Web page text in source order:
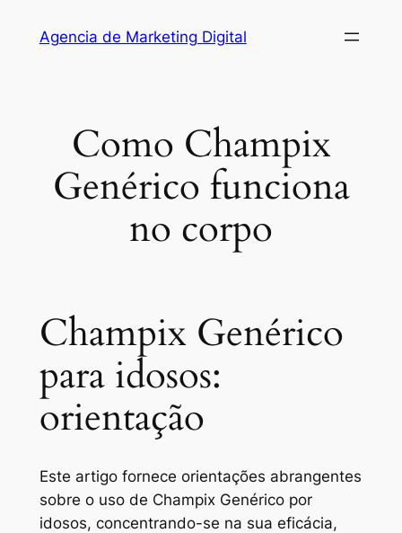
Agencia de Marketing Digital
Como Champix
Genérico funciona
no corpo
Champix Genérico
para idosos:
orientação
Este artigo fornece orientações abrangentes
sobre o uso de Champix Genérico por
idosos, concentrando-se na sua eficácia,